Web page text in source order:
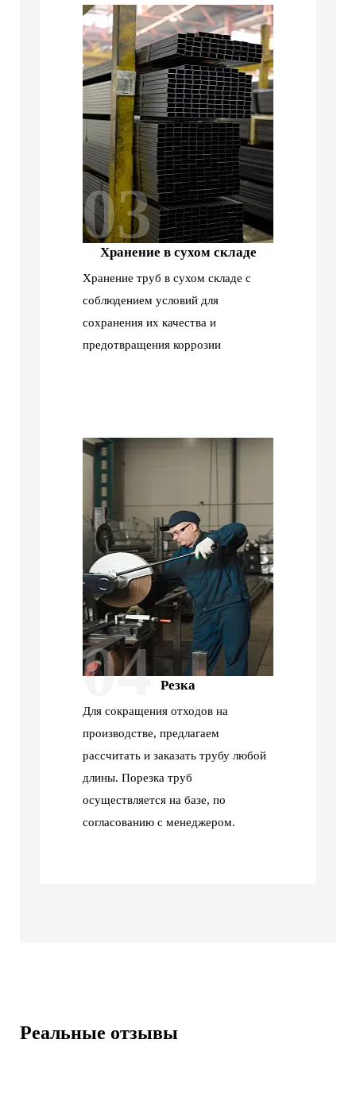
03
Хранение в сухом складе
Хранение труб в сухом складе с
соблюдением условий для
сохранения их качества и
предотвращения коррозии
04 Резка
Для сокращения отходов на
производстве, предлагаем
рассчитать и заказать трубу любой
длины. Порезка труб
осуществляется на базе, по
согласованию с менеджером.
Реальные отзывы